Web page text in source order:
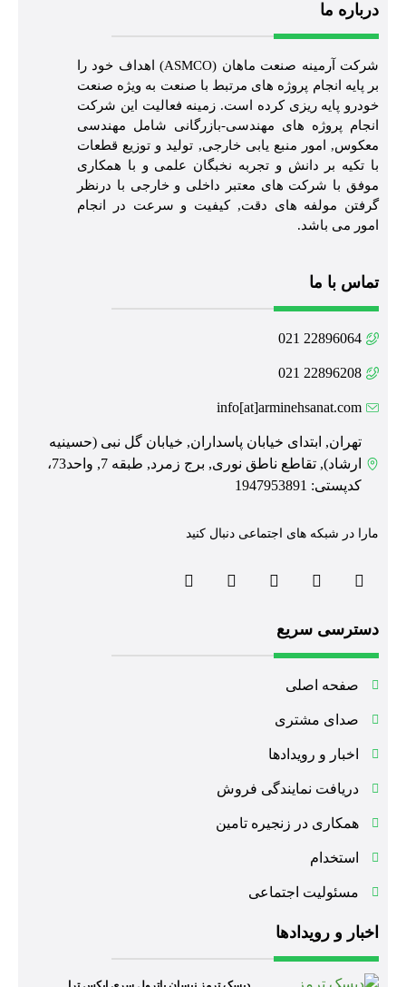
درباره ما
شرکت آرمینه صنعت ماهان (ASMCO) اهداف خود را
بر پایه انجام پروژه های مرتبط با صنعت به ویژه صنعت
خودرو پایه ریزی کرده است. زمینه فعالیت این شرکت
انجام پروژه های مهندسی-بازرگانی شامل مهندسی
معکوس, امور منبع یابی خارجی, تولید و توزیع قطعات
با تکیه بر دانش و تجربه نخبگان علمی و با همکاری
موفق با شرکت های معتبر داخلی و خارجی با درنظر
گرفتن مولفه های دقت, کیفیت و سرعت در انجام
امور می باشد.
تماس با ما
22896064 021
22896208 021
info[at]arminehsanat.com
تهران, ابتدای خیابان پاسداران, خیابان گل نبی (حسینیه
ارشاد), تقاطع ناطق نوری, برج زمرد, طبقه 7, واحد73،
کدپستی: 1947953891
مارا در شبکه های اجتماعی دنبال کنید
دسترسی سریع
صفحه اصلی
صدای مشتری
اخبار و رویدادها
دریافت نمایندگی فروش
همکاری در زنجیره تامین
استخدام
مسئولیت اجتماعی
اخبار و رویدادها